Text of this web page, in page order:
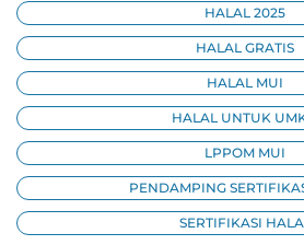
HALAL 2025
HALAL GRATIS
HALAL MUI
HALAL UNTUK
LPPOM MUI
PENDAMPING
SERTIFIKASI